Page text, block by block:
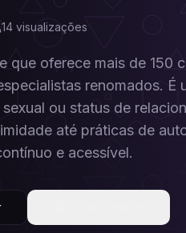
14 visualizações
que oferece mais de 150
renomados. É
ou status de
até práticas de
e acessível.